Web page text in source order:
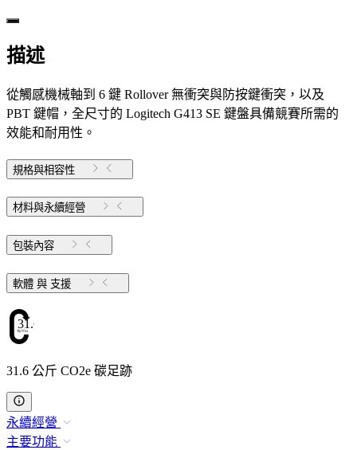
描述
從觸感機械軸到 6 鍵 Rollover 無衝突與防按鍵衝突，以及
PBT 鍵帽，全尺寸的 Logitech G413 SE 鍵盤具備競賽所需的
效能和耐用性。
規格與相容性
材料與永續經營
包裝內容
軟體 與 支援
31.6
31.6 公斤 CO2e 碳足跡
永續經營
主要功能